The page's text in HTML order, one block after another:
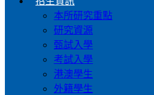
本所研究重點
研究資源
甄試入學
考試入學
港澳學生
外籍學生